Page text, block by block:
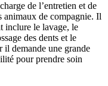
de l’entretien et de
animaux de compagnie. Il
inclure le lavage, le
des dents et le
il demande une grande
pour prendre soin